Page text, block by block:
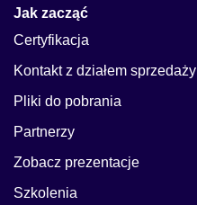
Jak zacząć
Certyfikacja
Kontakt z działem sprzedaży
Pliki do pobrania
Partnerzy
Zobacz prezentacje
Szkolenia